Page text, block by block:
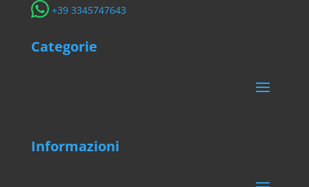
​+39 3345747643
Categorie
Informazioni